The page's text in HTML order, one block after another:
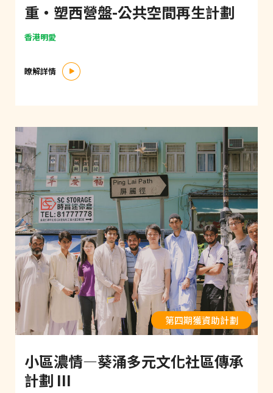
重‧塑西營盤-公共空間再生計劃
香港明愛
瞭解詳情
第四期獲資助計劃
小區濃情—葵涌多元文化社區傳承
計劃 III